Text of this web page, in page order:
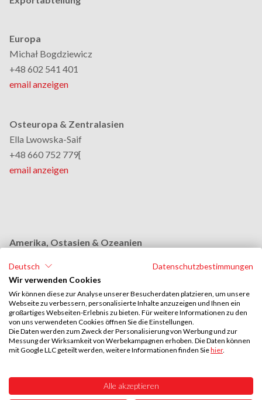
Europa
Michał Bogdziewicz
+48 602 541 401
email anzeigen
Osteuropa & Zentralasien
Ella Lwowska-Saif
+48 660 752 779[
email anzeigen
Amerika, Ostasien & Ozeanien
+48 664 954 631
Naher Osten & Afrika
Stephan Browarzik
Deutsch
Datenschutzbestimmungen
Wir verwenden Cookies
Wir können diese zur Analyse unserer Besucherdaten platzieren, um unsere
Webseite zu verbessern, personalisierte Inhalte anzuzeigen und Ihnen ein
großartiges Webseiten-Erlebnis zu bieten. Für weitere Informationen zu den
von uns verwendeten Cookies öffnen Sie die Einstellungen.
Die Daten werden zum Zweck der Personalisierung von Werbung und zur
Messung der Wirksamkeit von Werbekampagnen erhoben. Die Daten können
mit Google LLC geteilt werden, weitere Informationen finden Siehier.
Alle akzeptieren